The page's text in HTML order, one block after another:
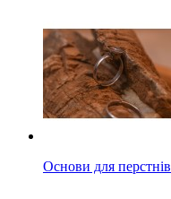
Основи для перстнів